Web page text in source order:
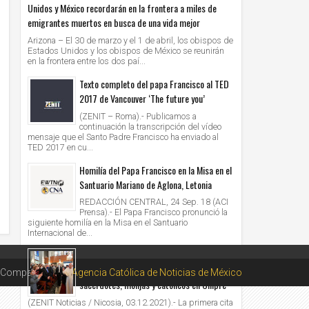
Unidos y México recordarán en la frontera a miles de
emigrantes muertos en busca de una vida mejor
Arizona – El 30 de marzo y el 1 de abril, los obispos de
Estados Unidos y los obispos de México se reunirán
en la frontera entre los dos paí...
Texto completo del papa Francisco al TED
2017 de Vancouver ‘The future you’
(ZENIT – Roma).- Publicamos a
continuación la transcripción del vídeo
mensaje que el Santo Padre Francisco ha enviado al
TED 2017 en cu...
Homilía del Papa Francisco en la Misa en el
Santuario Mariano de Aglona, Letonia
REDACCIÓN CENTRAL, 24 Sep. 18 (ACI
Prensa).- El Papa Francisco pronunció la
siguiente homilía en la Misa en el Santuario
Internacional de...
reflexiones del Papa a obispos,
sacerdotes, monjas y católicos en Chipre
(ZENIT Noticias / Nicosia, 03.12.2021).- La primera cita
Compartido porAgencia Católica de Noticias de México